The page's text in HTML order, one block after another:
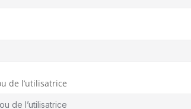
de l’utilisatrice